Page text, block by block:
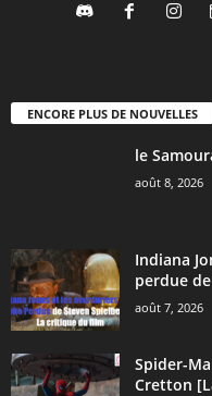
ENCORE PLUS DE NOUVELLES
le
août 8, 2026
Indiana
perdue
août 7, 2026
Spider-
Cretton